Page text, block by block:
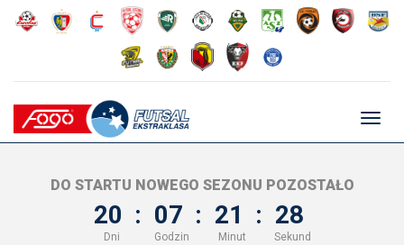
DO STARTU NOWEGO SEZONU POZOSTAŁO
20 : 07 : 21 : 27
Dni Godzin Minut Sekund